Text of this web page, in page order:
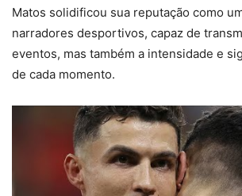
Matos solidificou sua reputação como
narradores desportivos, capaz de
eventos, mas também a intensidade e
de cada momento.